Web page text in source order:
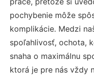
pochybenie môže
komplikácie. Medzi
spoľahlivosť, ochota,
snaha o maximálnu
ktorá je pre nás vždy